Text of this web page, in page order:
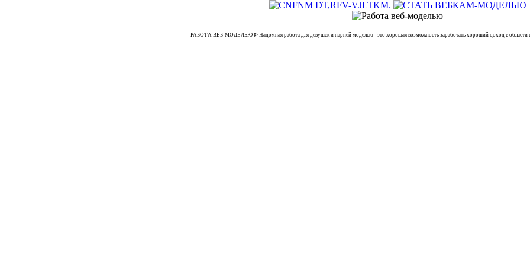
РАБОТА ВЕБ-МОДЕЛЬЮ ᐉ Надомная работа для девушек и парней моделью - это хорошая возможность заработать хороший доход в области